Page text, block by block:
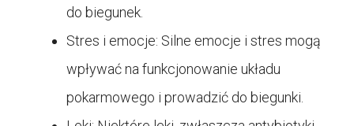
do biegunek.
Stres i emocje: Silne emocje i stres mogą
wpływać na funkcjonowanie układu
pokarmowego i prowadzić do biegunki.